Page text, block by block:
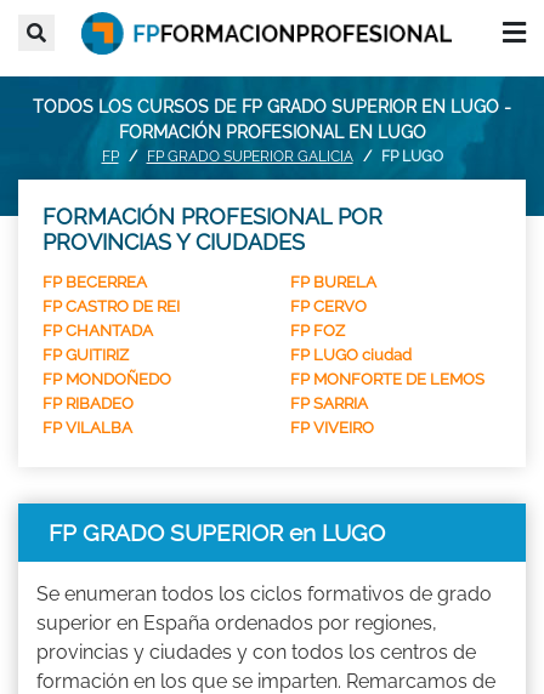
TODOS LOS CURSOS DE FP GRADO SUPERIOR EN LUGO -
FORMACIÓN PROFESIONAL EN LUGO
FP FP GRADO SUPERIOR GALICIA FP LUGO
FORMACIÓN PROFESIONAL POR
PROVINCIAS Y CIUDADES
FP BECERREA
FP BURELA
FP CASTRO DE REI
FP CERVO
FP CHANTADA
FP FOZ
FP GUITIRIZ
FP LUGO ciudad
FP MONDOÑEDO
FP MONFORTE DE LEMOS
FP RIBADEO
FP SARRIA
FP VILALBA
FP VIVEIRO
FP GRADO SUPERIOR en LUGO
Se enumeran todos los ciclos formativos de grado
superior en España ordenados por regiones,
provincias y ciudades y con todos los centros de
formación en los que se imparten. Remarcamos de